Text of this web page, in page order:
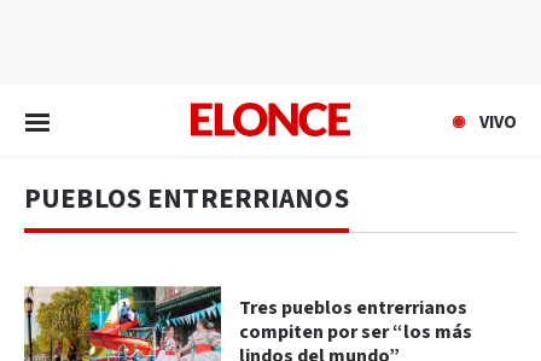
VIVO
PUEBLOS ENTRERRIANOS
Tres pueblos entrerrianos
compiten por ser “los más